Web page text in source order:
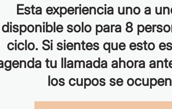
Esta experiencia uno a
disponible solo para 8
ciclo. Si sientes que esto
tu llamada ahora
los cupos se